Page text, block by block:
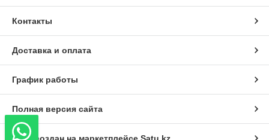
Контакты
Доставка и оплата
График работы
Полная версия сайта